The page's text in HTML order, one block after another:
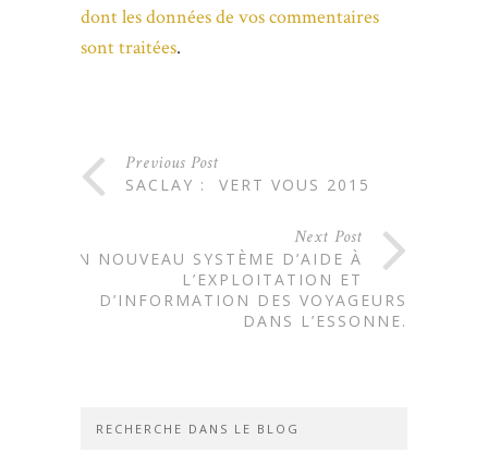
dont les données de vos commentaires
sont traitées.
Previous Post
SACLAY : VERT VOUS 2015
Next Post
UN NOUVEAU SYSTÈME D’AIDE À
L’EXPLOITATION ET
D’INFORMATION DES VOYAGEURS
DANS L’ESSONNE.
RECHERCHE DANS LE BLOG